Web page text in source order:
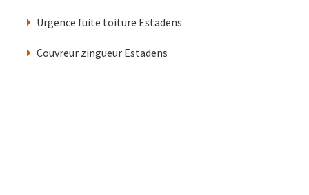
Urgence fuite toiture Estadens
Couvreur zingueur Estadens